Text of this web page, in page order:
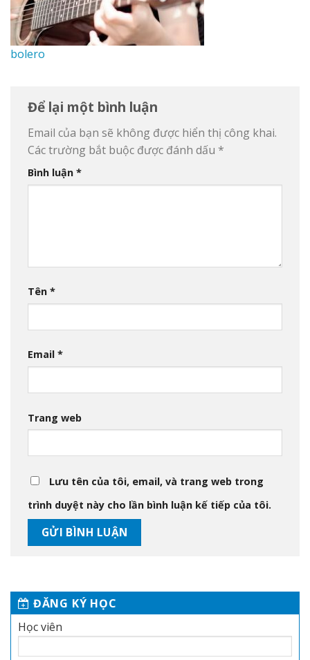
ĐĂNG KÝ HỌC
Học viên
bolero
Để lại một bình luận
Email của bạn sẽ không được hiển thị công khai.
Các trường bắt buộc được đánh dấu *
Bình luận *
Tên *
Email *
Trang web
Lưu tên của tôi, email, và trang web trong
trình duyệt này cho lần bình luận kế tiếp của tôi.